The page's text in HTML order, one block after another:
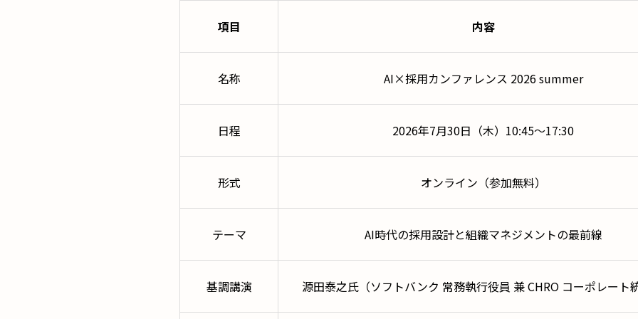
項目 内容
名称 AI×採用カンファレンス 2026 summer
日程 2026年7月30日（木）10:45〜17:30
形式 オンライン（参加無料）
テーマ AI時代の採用設計と組織マネジメントの最前線
基調講演 源田泰之氏（ソフトバンク 常務執行役員 兼 CHRO コーポレート